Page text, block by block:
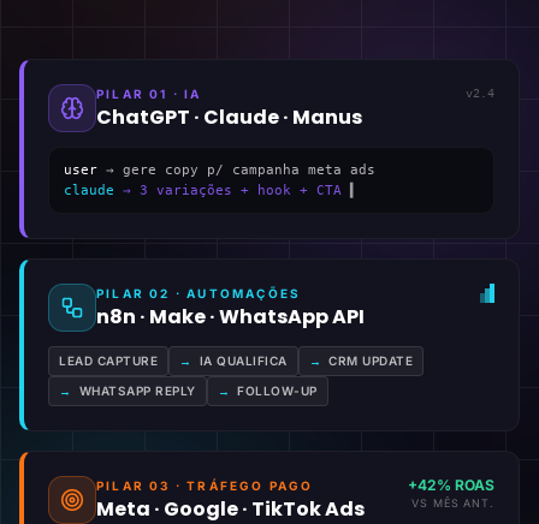
PILAR 01 · IA
ChatGPT · Claude · Manus
v2.4
user → gere copy p/ campanha meta ads
claude → 3 variações + hook + CTA
PILAR 02 · AUTOMAÇÕES
n8n · Make · WhatsApp API
LEAD CAPTURE → IA QUALIFICA → CRM UPDATE
→ WHATSAPP REPLY → FOLLOW-UP
PILAR 03 · TRÁFEGO PAGO
Meta · Google · TikTok Ads
+42% ROAS
VS MÊS ANT.